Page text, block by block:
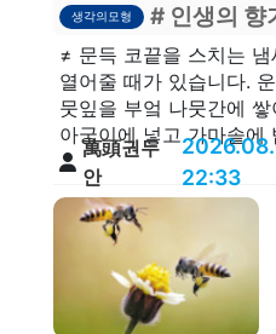
생각의모형 # 인생의 향
≠ 문득 코끝을 스치는
열어줄 때가 있습니다.
뭇잎을 부엌 나뭇간에
아궁이에 넣고 가마솥에
萬頭권두
안
22:33